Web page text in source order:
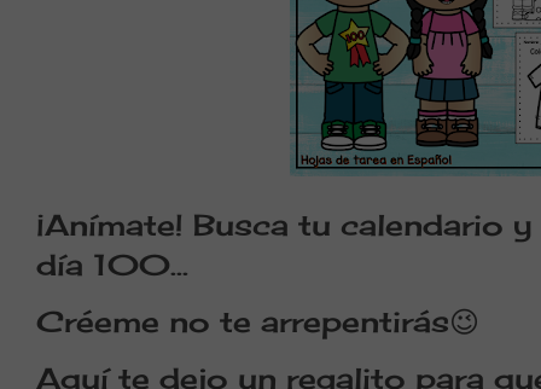
¡Anímate! Busca tu calendario
día 100...
Créeme no te arrepentirás😉
Aquí te dejo un regalito para